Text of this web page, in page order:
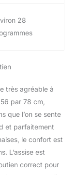
28
très agréable à
par 78 cm,
que l’on se sente
et parfaitement
le confort est
L’assise est
correct pour